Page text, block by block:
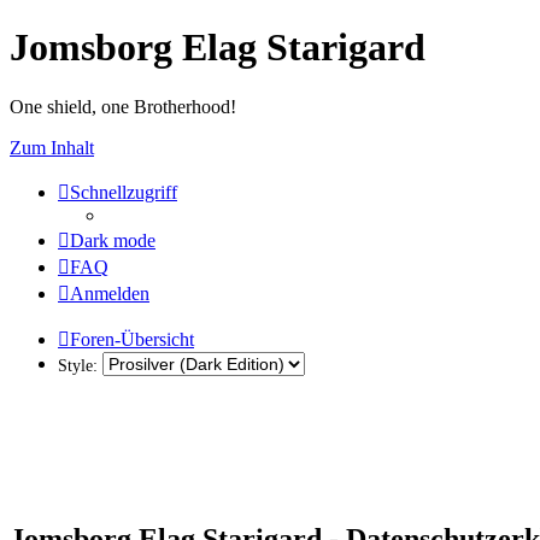
Jomsborg Elag Starigard
One shield, one Brotherhood!
Zum Inhalt
Schnellzugriff
Dark mode
FAQ
Anmelden
Foren-Übersicht
Style: